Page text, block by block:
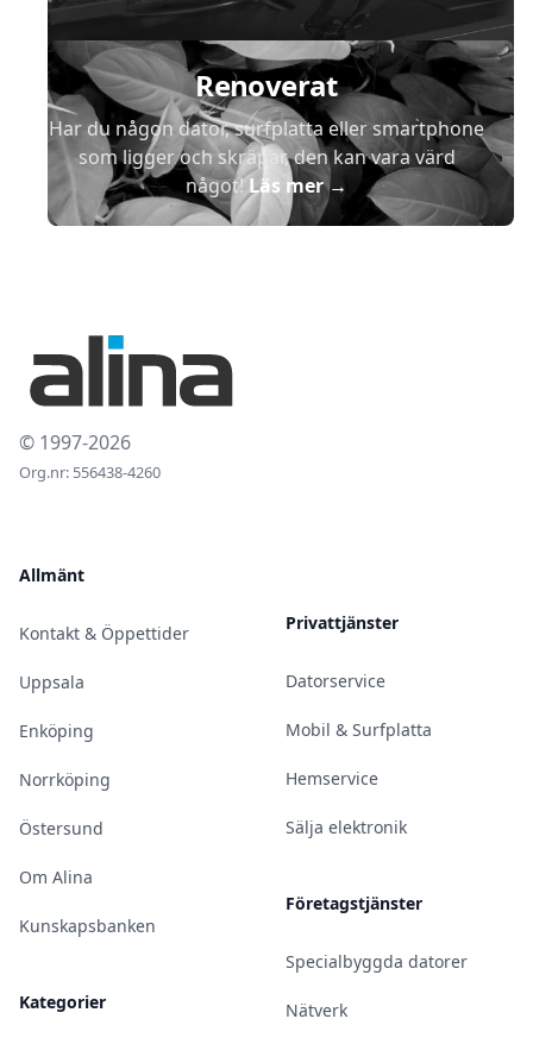
Renoverat
Har du någon dator, surfplatta eller smartphone
som ligger och skräpar, den kan vara värd
något!Läs mer→
© 1997-2026
Org.nr: 556438-4260
Allmänt
Kontakt & Öppettider
Uppsala
Enköping
Norrköping
Östersund
Om Alina
Kunskapsbanken
Kategorier
Privattjänster
Datorservice
Mobil & Surfplatta
Hemservice
Sälja elektronik
Företagstjänster
Specialbyggda datorer
Nätverk